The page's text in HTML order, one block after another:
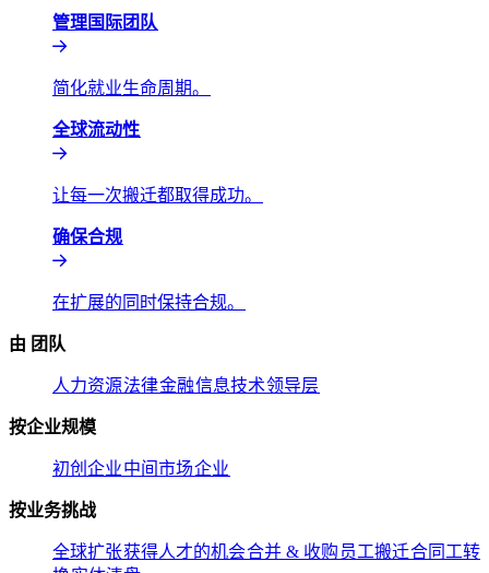
管理国际团队​​
简化就业生命周期。​​
全球流动性​​
让每一次搬迁都取得成功。​​
确保合规​​
在扩展的同时保持合规。​​
由 团队​​
人力资源​​法律​​金融​​信息技术​​领导层​​
按企业规模​​
初创企业​​中间市场​​企业​​
按业务挑战​​
全球扩张​​获得人才的机会​​合并 & 收购​​ 员工搬迁​​合同工转